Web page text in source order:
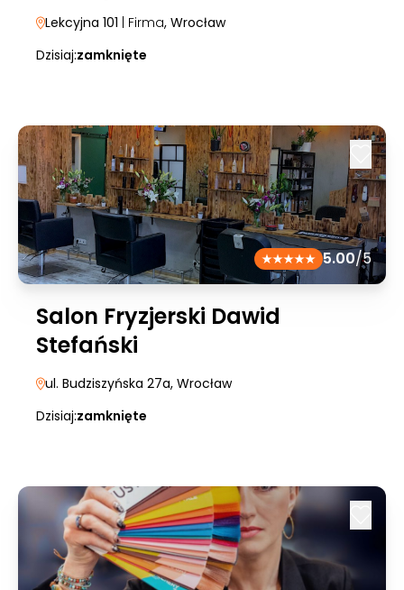
Lekcyjna 101 | Firma, Wrocław
Dzisiaj:zamknięte
5.00/5
Salon Fryzjerski Dawid
Stefański
ul. Budziszyńska 27a, Wrocław
Dzisiaj:zamknięte